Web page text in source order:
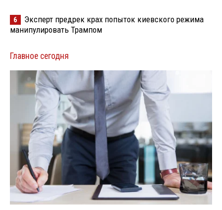
6
Эксперт предрек крах попыток киевского режима
манипулировать Трампом
Главное сегодня